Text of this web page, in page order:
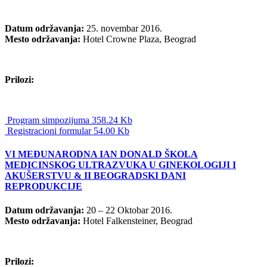
Datum održavanja: 25. novembar 2016.
Mesto održavanja: Hotel Crowne Plaza, Beograd
Prilozi:
Program simpozijuma 358.24 Kb
Registracioni formular 54.00 Kb
VI MEĐUNARODNA IAN DONALD ŠKOLA
MEDICINSKOG ULTRAZVUKA U GINEKOLOGIJI I
AKUŠERSTVU & II BEOGRADSKI DANI
REPRODUKCIJE
Datum održavanja: 20 – 22 Oktobar 2016.
Mesto održavanja: Hotel Falkensteiner, Beograd
Prilozi: